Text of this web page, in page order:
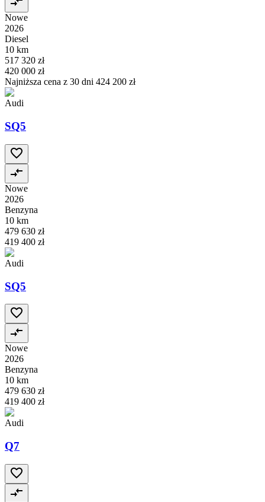
Nowe
2026
Diesel
10 km
517 320 zł
420 000 zł
Najniższa cena z 30 dni 424 200 zł
Audi
SQ5
Nowe
2026
Benzyna
10 km
479 630 zł
419 400 zł
Audi
SQ5
Nowe
2026
Benzyna
10 km
479 630 zł
419 400 zł
Audi
Q7